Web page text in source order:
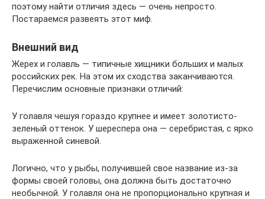
поэтому найти отличия здесь — очень непросто.
Постараемся развеять этот миф.
Внешний вид
Жерех и голавль — типичные хищники больших и малых
российских рек. На этом их сходства заканчиваются.
Перечислим основные признаки отличий:
У голавля чешуя гораздо крупнее и имеет золотисто-
зеленый оттенок. У шереспера она — серебристая, с ярко
выраженной синевой.
Логично, что у рыбы, получившей свое название из-за
формы своей головы, она должна быть достаточно
необычной. У голавля она не пропорционально крупная и